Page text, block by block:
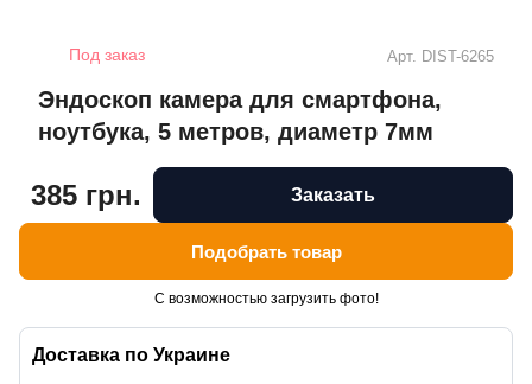
Под заказ Арт. DIST-6265
Эндоскоп камера для смартфона,
ноутбука, 5 метров, диаметр 7мм
Доставка по Украине
385 грн. Заказать
Подобрать товар
С возможностью загрузить фото!